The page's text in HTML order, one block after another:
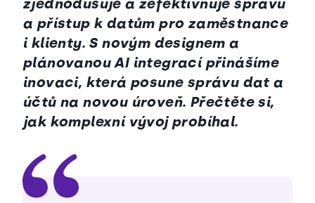
a přístup k datům pro zaměstnance
i klienty. S novým designem a
plánovanou AI integrací přinášíme
inovaci, která posune správu dat a
účtů na novou úroveň. Přečtěte si,
jak komplexní vývoj probíhal.